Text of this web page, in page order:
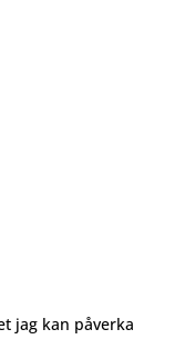
jag kan påverka